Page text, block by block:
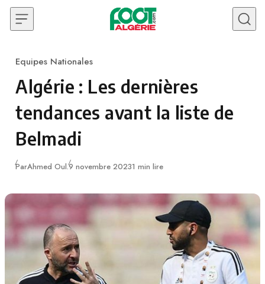
Skip to content
Category
Equipes Nationales
Algérie : Les dernières
tendances avant la liste de
Belmadi
ParAhmed Oul.Publié
9 novembre 20231 min lire